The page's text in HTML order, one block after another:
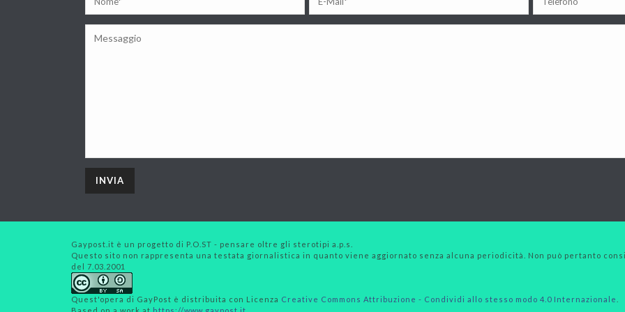
Gaypost.it è un progetto di P.O.ST - pensare oltre gli sterotipi a.p.s.
Questo sito non rappresenta una testata giornalistica in quanto viene aggiornato senza alcuna periodicità. Non può pertanto
del 7.03.2001
Quest'opera di GayPost è distribuita con Licenza Creative Commons Attribuzione - Condividi allo stesso modo 4.0 Internazionale